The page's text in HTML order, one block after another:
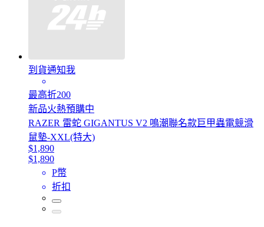
到貨通知我
最高折200
新品火熱預購中
RAZER 雷蛇 GIGANTUS V2 鳴潮聯名款巨甲蟲電競滑
鼠墊-XXL(特大)
$1,890
$1,890
P幣
折扣